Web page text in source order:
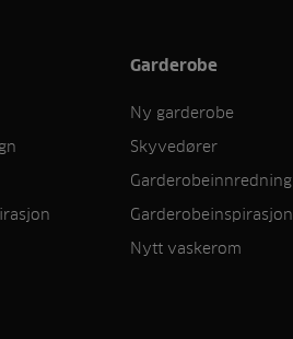
Garderobe
Ny garderobe
Skyvedører
Garderobeinnredning
Garderobeinspirasjon
Nytt vaskerom